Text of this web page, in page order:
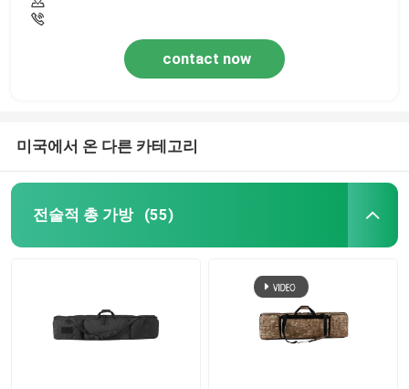
contact now
미국에서 온 다른 카테고리
전술적 총 가방 (55)